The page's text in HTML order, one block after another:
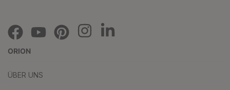
ORION
ÜBER UNS